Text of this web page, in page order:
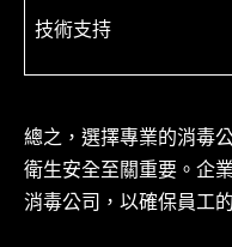
技術支持
總之，選擇專業的消毒
衛生安全至關重要。企
消毒公司，以確保員工